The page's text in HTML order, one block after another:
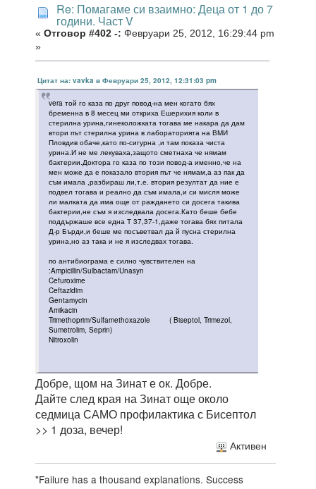
Re: Помагаме си взаимно: Деца от 1 до 7
години. Част V
« Отговор #402 -: Февруари 25, 2012, 16:29:44 pm
»
Цитат на: vavka в Февруари 25, 2012, 12:31:03 pm
vera той го каза по друг повод-на мен когато бях
бременна в 8 месец ми откриха Ешерихия коли в
стерилна урина,гинеколожката тогава ме накара да дам
втори път стерилна урина в лабораторията на ВМИ
Пловдив обаче,като по-сигурна ,и там показа чиста
урина.И не ме лекуваха,защото сметнаха че нямам
бактерии.Доктора го каза по този повод-а именно,че на
мен може да е показало втория път че нямам,а аз пак да
съм имала ,разбираш ли,т.е. втория резултат да ние е
подвел тогава и реално да съм имала,и си мисля може
ли малката да има още от раждането си досега такива
бактерии,не съм я изследвала досега.Като беше бебе
поддържаше все една Т 37,37-1,даже тогава бях питала
Д-р Бърди,и беше ме посъветвал да й пусна стерилна
урина,но аз така и не я изследвах тогава.
по антибиограма е силно чувствителен на
:Ampicillin/Sulbactam/Unasyn
Cefuroxime
Ceftazidim
Gentamycin
Amikacin
Trimethoprim/Sulfamethoxazole ( Biseptol, Trimezol,
Sumetrolim, Seprin)
Nitroxolin
Добре, щом на Зинат е ок. Добре.
Дайте след края на Зинат още около
седмица САМО профилактика с Бисептол
>> 1 доза, вечер!
Активен
"Failure has a thousand explanations. Success